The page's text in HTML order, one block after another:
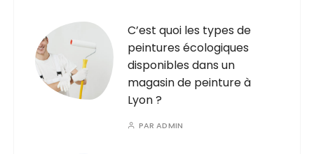
C’est quoi les types de
peintures écologiques
disponibles dans un
magasin de peinture à
Lyon ?
PARADMIN